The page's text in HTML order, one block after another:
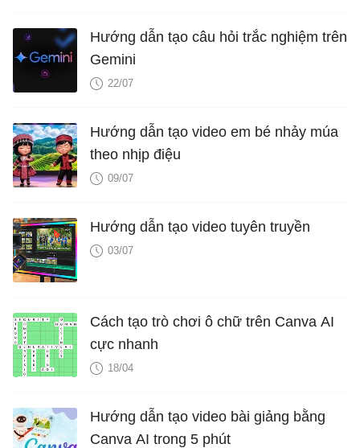
Hướng dẫn tạo câu hỏi trắc nghiệm trên
Gemini
22/07
Hướng dẫn tạo video em bé nhảy múa
theo nhịp điệu
09/07
Hướng dẫn tạo video tuyên truyền
03/07
Cách tạo trò chơi ô chữ trên Canva AI
cực nhanh
18/04
Hướng dẫn tạo video bài giảng bằng
Canva AI trong 5 phút